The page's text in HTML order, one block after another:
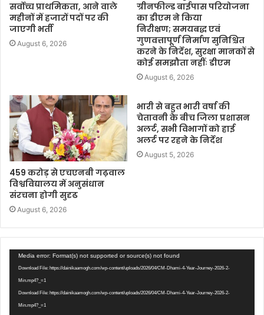
सर्वोच्च प्राथमिकता, आने वाले
महीनों में हजारों पदों पर की
जाएगी भर्ती
August 6, 2026
ग्रीनफील्ड बाईपास परियोजना
का डीएम ने किया
निरीक्षण; समयबद्ध एवं
गुणवत्तापूर्ण निर्माण सुनिश्चित
करने के निर्देश, सुरक्षा मानकों से
कोई समझौता नहींः डीएम
August 6, 2026
459 करोड़ से एचएनबी गढ़वाल
विश्वविद्यालय में अनुसंधान
संरचना होगी सुदृढ
August 6, 2026
भारी से बहुत भारी वर्षा की
चेतावनी के बीच जिला प्रशासन
अलर्ट, सभी विभागों को हाई
अलर्ट पर रहने के निर्देश
August 5, 2026
Video
Player
Media error: Format(s) not supported or source(s) not found
Download File: https://dainikaamogh.com/wp-content/uploads/2026/04/CM-Dhami-4-Year-Journey-2026-2-
Min.mp4?_=1
Download File: https://dainikaamogh.com/wp-content/uploads/2026/04/CM-Dhami-4-Year-Journey-2026-2-
Min.mp4?_=1